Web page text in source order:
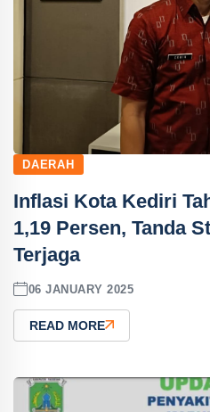
DAERAH
Inflasi Kota Kediri
1,19 Persen, Tanda
Terjaga
06 JANUARY 2025
READ MORE